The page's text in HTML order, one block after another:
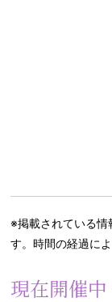
※掲載されている
す。時間の経過に
現在開催